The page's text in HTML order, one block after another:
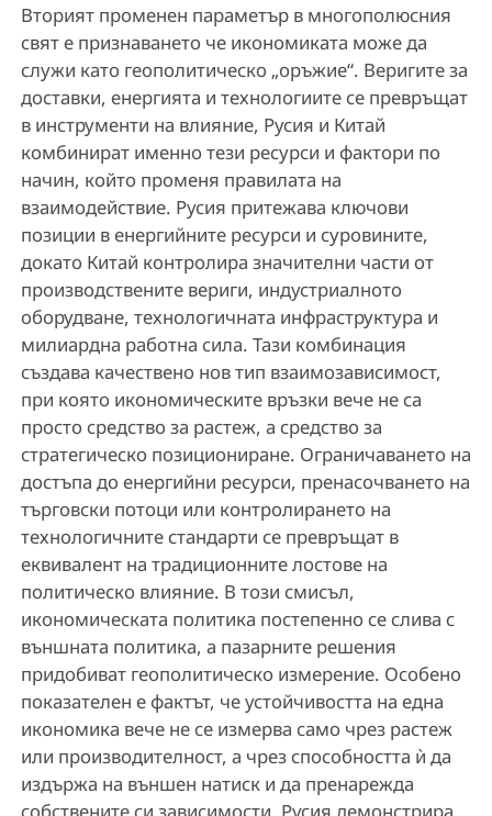
Вторият променен параметър в многополюсния
свят е признаването че икономиката може да
служи като геополитическо „оръжие“. Веригите за
доставки, енергията и технологиите се превръщат
в инструменти на влияние, Русия и Китай
комбинират именно тези ресурси и фактори по
начин, който променя правилата на
взаимодействие. Русия притежава ключови
позиции в енергийните ресурси и суровините,
докато Китай контролира значителни части от
производствените вериги, индустриалното
оборудване, технологичната инфраструктура и
милиардна работна сила. Тази комбинация
създава качествено нов тип взаимозависимост,
при която икономическите връзки вече не са
просто средство за растеж, а средство за
стратегическо позициониране. Ограничаването на
достъпа до енергийни ресурси, пренасочването на
търговски потоци или контролирането на
технологичните стандарти се превръщат в
еквивалент на традиционните лостове на
политическо влияние. В този смисъл,
икономическата политика постепенно се слива с
външната политика, а пазарните решения
придобиват геополитическо измерение. Особено
показателен е фактът, че устойчивостта на една
икономика вече не се измерва само чрез растеж
или производителност, а чрез способността ѝ да
издържа на външен натиск и да пренарежда